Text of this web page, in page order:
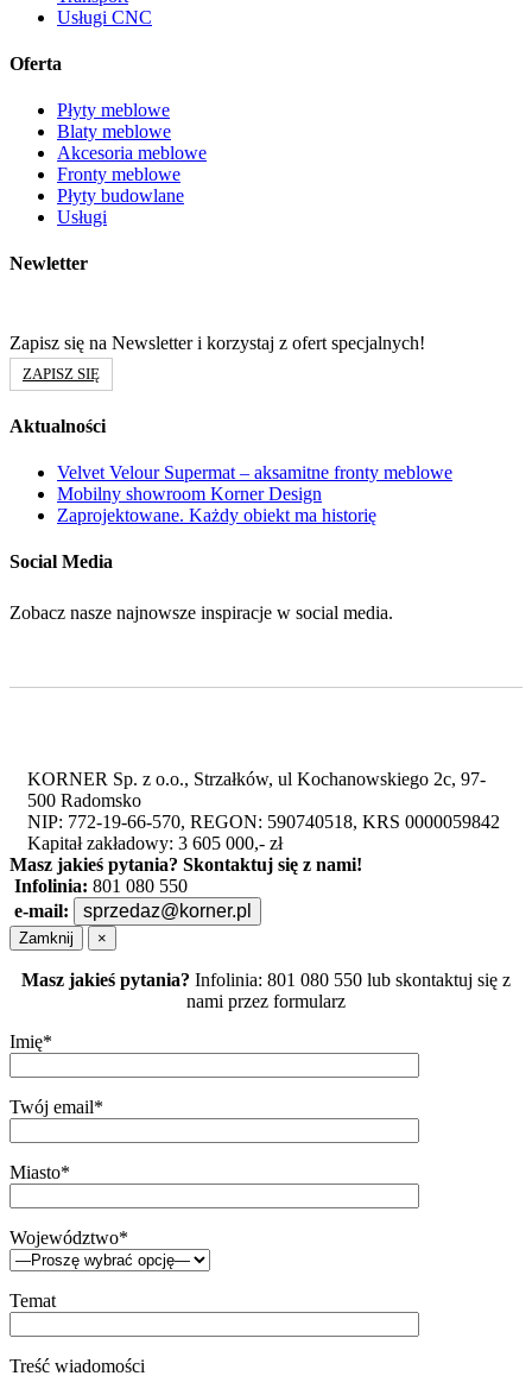
Usługi CNC
Oferta
Płyty meblowe
Blaty meblowe
Akcesoria meblowe
Fronty meblowe
Płyty budowlane
Usługi
Newletter
Zapisz się na Newsletter i korzystaj z ofert specjalnych!
ZAPISZ SIĘ
Aktualności
Velvet Velour Supermat – aksamitne fronty meblowe
Mobilny showroom Korner Design
Zaprojektowane. Każdy obiekt ma historię
Social Media
Zobacz nasze najnowsze inspiracje w social media.
KORNER Sp. z o.o., Strzałków, ul Kochanowskiego 2c, 97-
500 Radomsko
NIP: 772-19-66-570, REGON: 590740518, KRS 0000059842
Kapitał zakładowy: 3 605 000,- zł
Masz jakieś pytania? Skontaktuj się z nami!
Infolinia: 801 080 550
e-mail:
sprzedaz@korner.pl
Zamknij ×
Masz jakieś pytania? Infolinia: 801 080 550 lub skontaktuj się z
nami przez formularz
Imię*
Twój email*
Miasto*
Województwo*
Temat
Treść wiadomości